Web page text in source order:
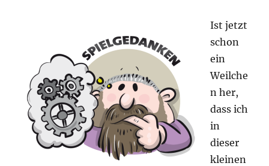
Ist jetzt
schon
ein
Weilche
n her,
dass ich
in
dieser
kleinen